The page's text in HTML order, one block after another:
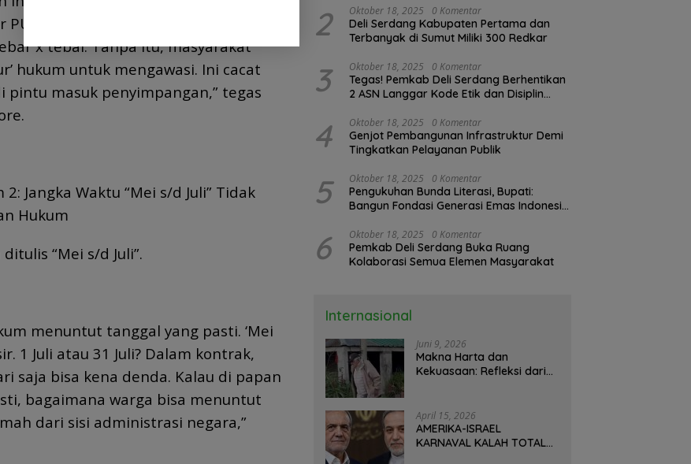
PUPR jelas mewajibkan pencantuman
x tebal. Tanpa itu, masyarakat
hukum untuk mengawasi. Ini cacat
pintu masuk penyimpangan,” tegas
Jangka Waktu “Mei s/d Juli” Tidak
Hukum
“Mei s/d Juli”.
menuntut tanggal yang pasti. ‘Mei
1 Juli atau 31 Juli? Dalam kontrak,
saja bisa kena denda. Kalau di papan
bagaimana warga bisa menuntut
dari sisi administrasi negara,”
2 Oktober 18, 2025 0 Komentar
Deli Serdang Kabupaten Pertama dan
Terbanyak di Sumut Miliki 300 Redkar
3 Oktober 18, 2025 0 Komentar
Tegas! Pemkab Deli Serdang Berhentikan
2 ASN Langgar Kode Etik dan Disiplin
4 Oktober 18, 2025 0 Komentar
Genjot Pembangunan Infrastruktur Demi
Tingkatkan Pelayanan Publik
5 Oktober 18, 2025 0 Komentar
Pengukuhan Bunda Literasi, Bupati:
Bangun Fondasi Generasi Emas Indonesia
6 Oktober 18, 2025 0 Komentar
Pemkab Deli Serdang Buka Ruang
Kolaborasi Semua Elemen Masyarakat
Internasional
Juni 9, 2026
Makna Harta dan
Kekuasaan: Refleksi dari
Uruguay Oleh: Hasan
Basri Siregar, Redaktur
Utomo News, Rubrik: Opini
April 15, 2026
AMERIKA-ISRAEL
KARNAVAL KALAH TOTAL